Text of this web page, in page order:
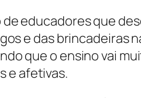
educadores que
e das brincadeiras
que o ensino vai
e afetivas.